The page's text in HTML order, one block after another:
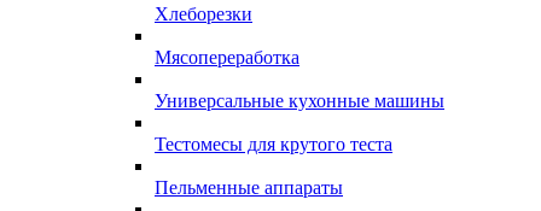
Хлеборезки
Мясопереработка
Универсальные кухонные машины
Тестомесы для крутого теста
Пельменные аппараты